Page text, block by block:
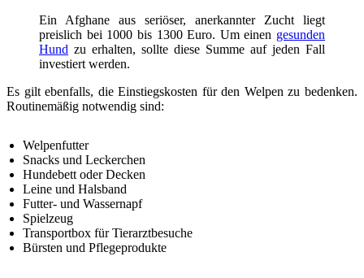
Ein Afghane aus seriöser, anerkannter Zucht liegt
preislich bei 1000 bis 1300 Euro. Um einen gesunden
Hund zu erhalten, sollte diese Summe auf jeden Fall
investiert werden.
Es gilt ebenfalls, die Einstiegskosten für den Welpen zu bedenken.
Routinemäßig notwendig sind:
Welpenfutter
Snacks und Leckerchen
Hundebett oder Decken
Leine und Halsband
Futter- und Wassernapf
Spielzeug
Transportbox für Tierarztbesuche
Bürsten und Pflegeprodukte